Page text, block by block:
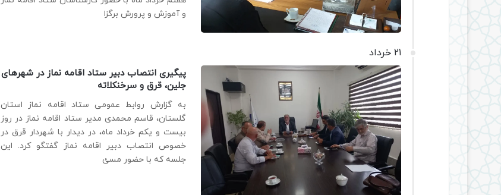
و آموزش و پرورش برگزا
21 خرداد
پیگیری انتصاب دبیر ستاد اقامه نماز در شهرهای
جلین، قرق و سرخنکلاته
به گزارش روابط عمومی ستاد اقامه نماز استان
گلستان، قاسم محمدی مدیر ستاد اقامه نماز در روز
بیست و یکم خرداد ماه، در دیدار با شهردار قرق در
خصوص انتصاب دبیر اقامه نماز گفتگو کرد. این
جلسه که با حضور مسئ